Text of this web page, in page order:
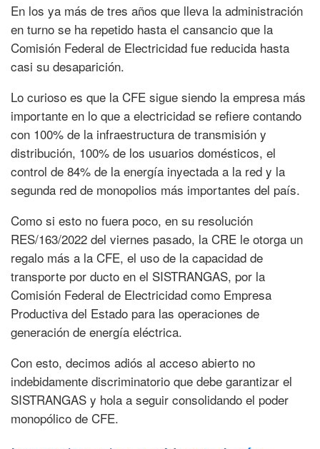
En los ya más de tres años que lleva la administración
en turno se ha repetido hasta el cansancio que la
Comisión Federal de Electricidad fue reducida hasta
casi su desaparición.
Lo curioso es que la CFE sigue siendo la empresa más
importante en lo que a electricidad se refiere contando
con 100% de la infraestructura de transmisión y
distribución, 100% de los usuarios domésticos, el
control de 84% de la energía inyectada a la red y la
segunda red de monopolios más importantes del país.
Como si esto no fuera poco, en su resolución
RES/163/2022 del viernes pasado, la CRE le otorga un
regalo más a la CFE, el uso de la capacidad de
transporte por ducto en el SISTRANGAS, por la
Comisión Federal de Electricidad como Empresa
Productiva del Estado para las operaciones de
generación de energía eléctrica.
Con esto, decimos adiós al acceso abierto no
indebidamente discriminatorio que debe garantizar el
SISTRANGAS y hola a seguir consolidando el poder
monopólico de CFE.